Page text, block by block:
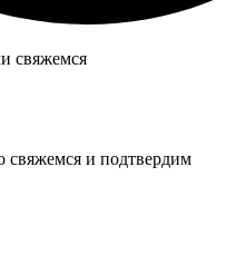
свяжемся
свяжемся и подтвердим